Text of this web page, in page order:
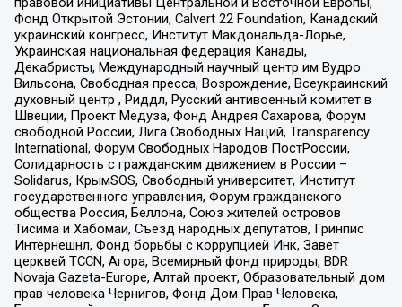
Фонд Открытой Эстонии, Calvert 22 Foundation, Канадский
украинский конгресс, Институт Макдональда-Лорье,
Украинская национальная федерация Канады,
Декабристы, Международный научный центр им Вудро
Вильсона, Свободная пресса, Возрождение, Всеукраинский
духовный центр , Риддл, Русский антивоенный комитет в
Швеции, Проект Медуза, Фонд Андрея Сахарова, Форум
свободной России, Лига Свободных Наций, Transparеncy
International, Форум Свободных Народов ПостРоссии,
Солидарность с гражданским движением в России –
Solidarus, КрымSOS, Свободный университет, Институт
государственного управления, Форум гражданского
общества Россия, Беллона, Союз жителей островов
Тисима и Хабомаи, Съезд народных депутатов, Гринпис
Интернешнл, Фонд борьбы с коррупцией Инк, Завет
церквей TCCN, Агора, Всемирный фонд природы, BDR
Novaja Gazeta-Europe, Алтай проект, Образовательный дом
прав человека Чернигов, Фонд Дом Прав Человека,